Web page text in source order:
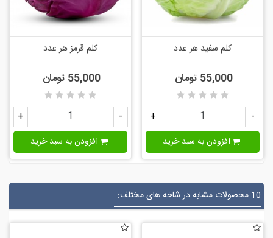
کلم سفید هر عدد
55,000 تومان
-
+
افزودن به سبد خرید
کلم قرمز هر عدد
55,000 تومان
-
+
افزودن به سبد خرید
10 محصولات مشابه در شاخه های مختلف: